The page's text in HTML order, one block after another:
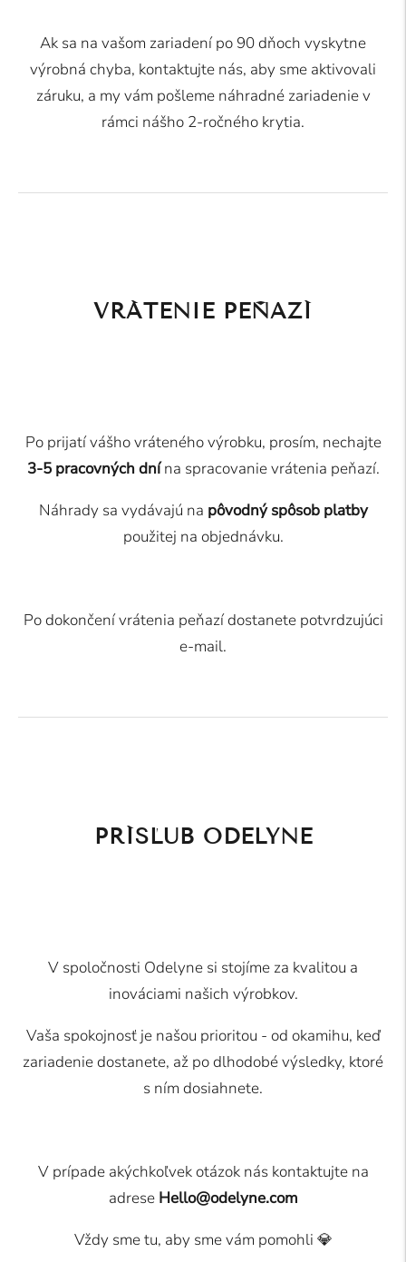
Ak sa na vašom zariadení po 90 dňoch vyskytne
výrobná chyba, kontaktujte nás, aby sme aktivovali
záruku, a my vám pošleme náhradné zariadenie v
rámci nášho 2-ročného krytia.
VRÁTENIE PEŇAZÍ
Po prijatí vášho vráteného výrobku, prosím, nechajte
3-5 pracovných dnína spracovanie vrátenia peňazí.
Náhrady sa vydávajú na pôvodný spôsob platby
použitej na objednávku.
Po dokončení vrátenia peňazí dostanete potvrdzujúci
e-mail.
PRÍSĽUB ODELYNE
V spoločnosti Odelyne si stojíme za kvalitou a
inováciami našich výrobkov.
Vaša spokojnosť je našou prioritou - od okamihu, keď
zariadenie dostanete, až po dlhodobé výsledky, ktoré
s ním dosiahnete.
V prípade akýchkoľvek otázok nás kontaktujte na
adrese Hello@odelyne.com
Vždy sme tu, aby sme vám pomohli 💎